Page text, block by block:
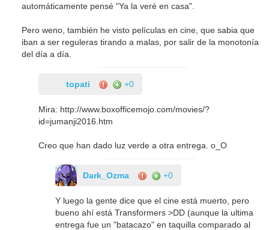
automáticamente pensé "Ya la veré en casa".
Pero weno, también he visto películas en cine, que sabia que
iban a ser reguleras tirando a malas, por salir de la monotonía
del día a día.
topati +0
Mira: http://www.boxofficemojo.com/movies/?
id=jumanji2016.htm
Creo que han dado luz verde a otra entrega. o_O
Dark_Ozma +0
Y luego la gente dice que el cine está muerto, pero
bueno ahí está Transformers >DD (aunque la ultima
entrega fue un "batacazo" en taquilla comparado al